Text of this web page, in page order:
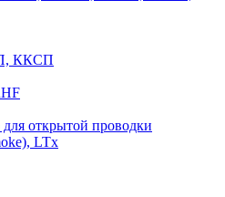
ККСП
открытой проводки
LTx